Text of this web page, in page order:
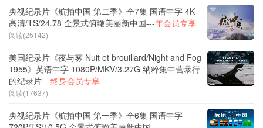
央视纪录片《航拍中国 第二季》全7集 国语中字 4K
高清/TS/24.78 全景式俯瞰美丽新中国---年会员专享
阅读(25142)
美国纪录片《夜与雾 Nuit et brouillard/Night and Fog
1955》英语中字 1080P/MKV/3.27G 纳粹集中营暴行
的纪录片---终身会员专享
阅读(17637)
央视纪录片《航拍中国 第一季》全6集 国语中字